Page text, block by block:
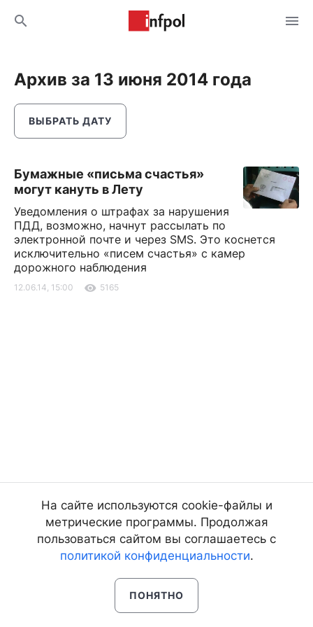
Архив за 13 июня 2014 года
ВЫБРАТЬ ДАТУ
Бумажные «письма счастья»
могут кануть в Лету
Уведомления о штрафах за нарушения
ПДД, возможно, начнут рассылать по
электронной почте и через SMS. Это коснется
исключительно «писем счастья» с камер
дорожного наблюдения
12.06.14, 15:00 5165
На сайте используются cookie-файлы и
метрические программы. Продолжая
пользоваться сайтом вы соглашаетесь с
политикой конфиденциальности.
ПОНЯТНО